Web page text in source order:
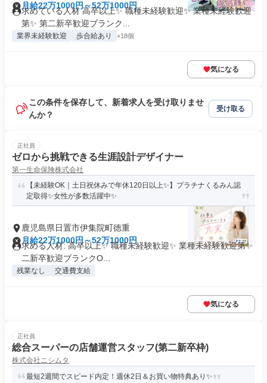
月給22万1000円～52万1000円
求めている人材 高卒以上✨ 職種未経験歓迎✨ 業種未経験歓迎
第✨ 第二新卒歓迎ブランク...
業界未経験歓迎 歩合給あり +18個
気になる
この条件を保存して、新着求人を受け取りませ
んか？
受け取る
正社員
ゼロから挑戦できる生涯設計デザイナー
第一生命保険株式会社
【未経験OK｜土日祝休みで年休120日以上✨】プラチナくるみん認
定取得✨女性が多数活躍中✨
鹿児島県日置市伊集院町徳重
月給22万1000円～52万1000円
求める人材: 高卒以上✨ 職種未経験歓迎✨ 業種未経験歓迎第✨
二新卒歓迎ブランクO...
残業なし 交通費支給
気になる
正社員
総合スーパーの店舗運営スタッフ(第二新卒枠)
株式会社ニシムタ
最短2週間でスピード内定！週休2日＆お買い物特典あり✨